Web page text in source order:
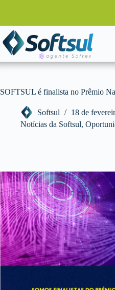
conteúdo
SOFTSUL é finalista no Prêmio
Softsul
18 de
Notícias da Softsul,